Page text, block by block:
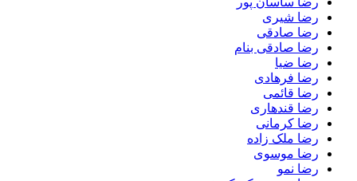
رضا شیری
رضا صادقی
رضا صادقی بنام
رضا ضیا
رضا فرهادی
رضا قائمی
رضا قندهاری
رضا کرمانی
رضا ملک زاده
رضا موسوی
رضا نمو